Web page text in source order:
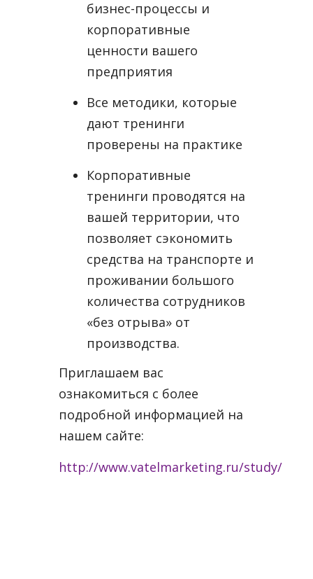
бизнес-процессы и
корпоративные
ценности вашего
предприятия
Все методики, которые
дают тренинги
проверены на практике
Корпоративные
тренинги проводятся на
вашей территории, что
позволяет сэкономить
средства на транспорте и
проживании большого
количества сотрудников
«без отрыва» от
производства.
Приглашаем вас
ознакомиться с более
подробной информацией на
нашем сайте:
http://www.vatelmarketing.ru/study/